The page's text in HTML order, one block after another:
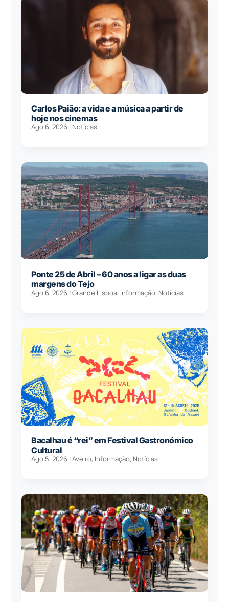
Carlos Paião: a vida e a música a partir de
hoje nos cinemas
Ago 6, 2026 | Notícias
Ponte 25 de Abril – 60 anos a ligar as duas
margens do Tejo
Ago 6, 2026 |Grande Lisboa, Informação, Notícias
Bacalhau é “rei” em Festival Gastronómico
Cultural
Ago 5, 2026 |Aveiro, Informação, Notícias